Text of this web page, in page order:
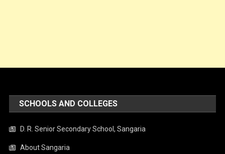
SCHOOLS AND COLLEGES
D. R. Senior Secondary School, Sangaria
About Sangaria